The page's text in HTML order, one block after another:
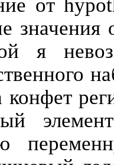
от
значения
я
конфет